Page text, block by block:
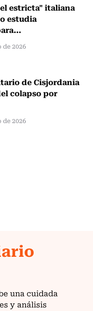
estricta" italiana
estudia
de 2026
de Cisjordania
colapso por
de 2026